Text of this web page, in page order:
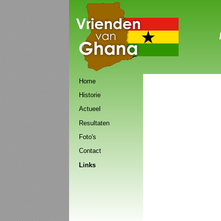
Vrienden van Ghana
Navigatie
overslaan
Home
Historie
Actueel
Resultaten
Foto's
Contact
Links